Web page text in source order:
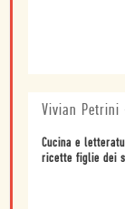
Vivian Petrini
Cucina e
ricette figlie dei